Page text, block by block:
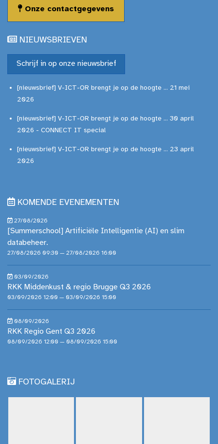
Onze contactgegevens
NIEUWSBRIEVEN
Schrijf in op onze nieuwsbrief
[nieuwsbrief] V-ICT-OR brengt je op de hoogte ... 21 mei
2026
[nieuwsbrief] V-ICT-OR brengt je op de hoogte ... 30 april
2026 - CONNECT IT special
[nieuwsbrief] V-ICT-OR brengt je op de hoogte ... 23 april
2026
KOMENDE EVENEMENTEN
27/08/2026
[Summerschool] Artificiële Intelligentie (AI) en slim
databeheer.
27/08/2026 09:30 — 27/08/2026 16:00
03/09/2026
RKK Middenkust & regio Brugge Q3 2026
03/09/2026 12:00 — 03/09/2026 15:00
08/09/2026
RKK Regio Gent Q3 2026
08/09/2026 12:00 — 08/09/2026 15:00
FOTOGALERIJ